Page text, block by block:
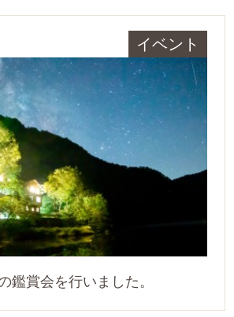
イベント
鑑賞会を行いました。